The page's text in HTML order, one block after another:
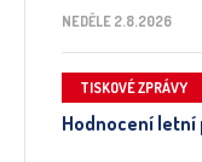
NEDĚLE 2.8.2026
TISKOVÉ ZPRÁVY
Hodnocení